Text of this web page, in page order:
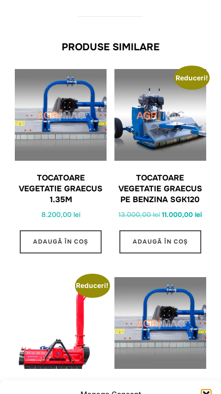
PRODUSE SIMILARE
TOCATOARE
VEGETATIE GRAECUS
1.35M
8.200,00 lei
ADAUGĂ ÎN COȘ
Reduceri!
TOCATOARE
VEGETATIE GRAECUS
PE BENZINA SGK120
13.000,00lei Prețul
a
11.000,00leiPrețul
ADAUGĂ ÎN COȘ
Reduceri!